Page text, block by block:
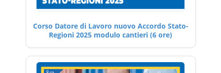
Corso Datore di Lavoro nuovo Accordo Stato-
Regioni 2025 modulo cantieri (6 ore)